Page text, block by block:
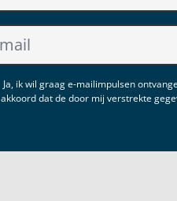
Ja, ik wil graag e-mailimpulsen
akkoord dat de door mij verstrekte